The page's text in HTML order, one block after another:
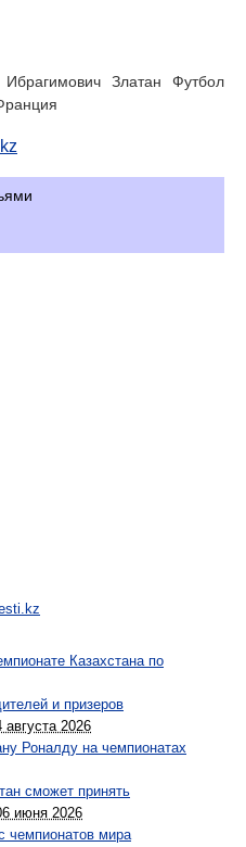
Златан Футбол
Казахстана по
и призеров
августа 2026
Роналду на чемпионатах
сможет принять
июня 2026
чемпионатов мира